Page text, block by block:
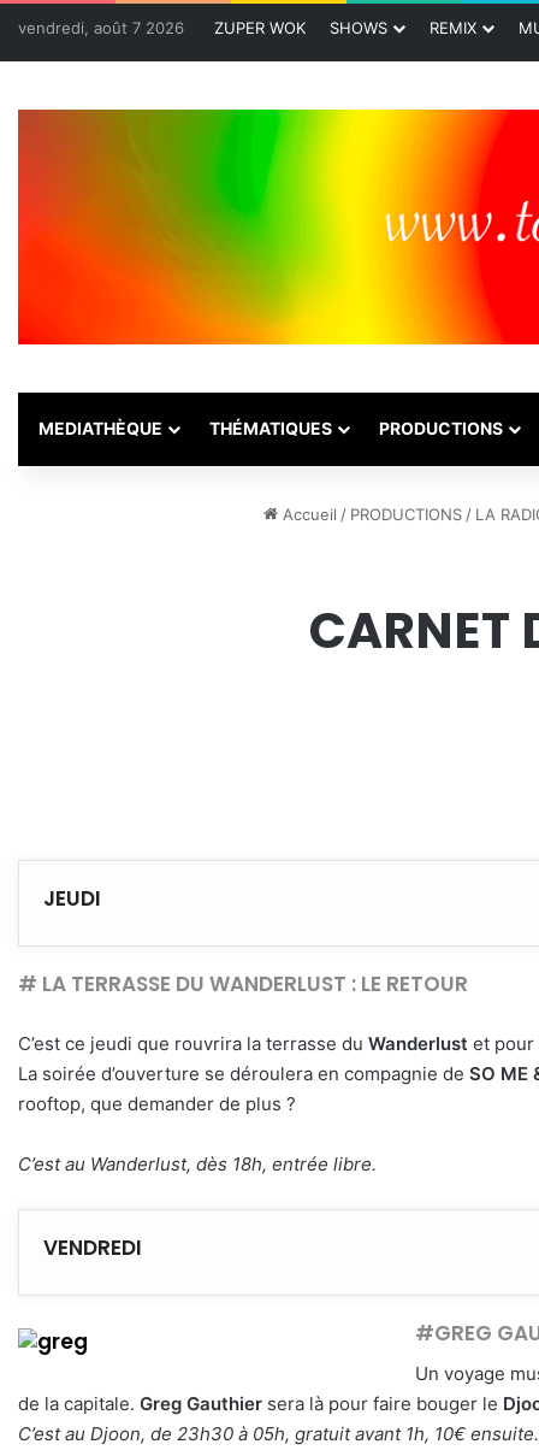
vendredi, août 7 2026 ZUPER WOK SHOWS REMIX
MEDIATHÈQUE THÉMATIQUES PRODUCTIONS
Accueil / PRODUCTIONS / LA
JEUDI
# LA TERRASSE DU WANDERLUST : LE RETOUR
C’est ce jeudi que rouvrira la terrasse du Wanderlust et pour
La soirée d’ouverture se déroulera en compagnie de SO ME
rooftop, que demander de plus ?
C’est au Wanderlust, dès 18h, entrée libre.
VENDREDI
#GREG
Un voyage
de la capitale. Greg Gauthier sera là pour faire bouger le
C’est au Djoon, de 23h30 à 05h, gratuit avant 1h, 10€